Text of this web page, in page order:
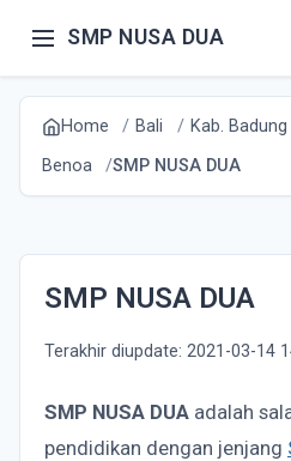
SMP NUSA DUA
Home Bali Kab. Badung
Benoa
SMP NUSA DUA
SMP NUSA DUA
Terakhir diupdate: 2021-03-14
SMP NUSA DUA adalah
pendidikan dengan jenjang